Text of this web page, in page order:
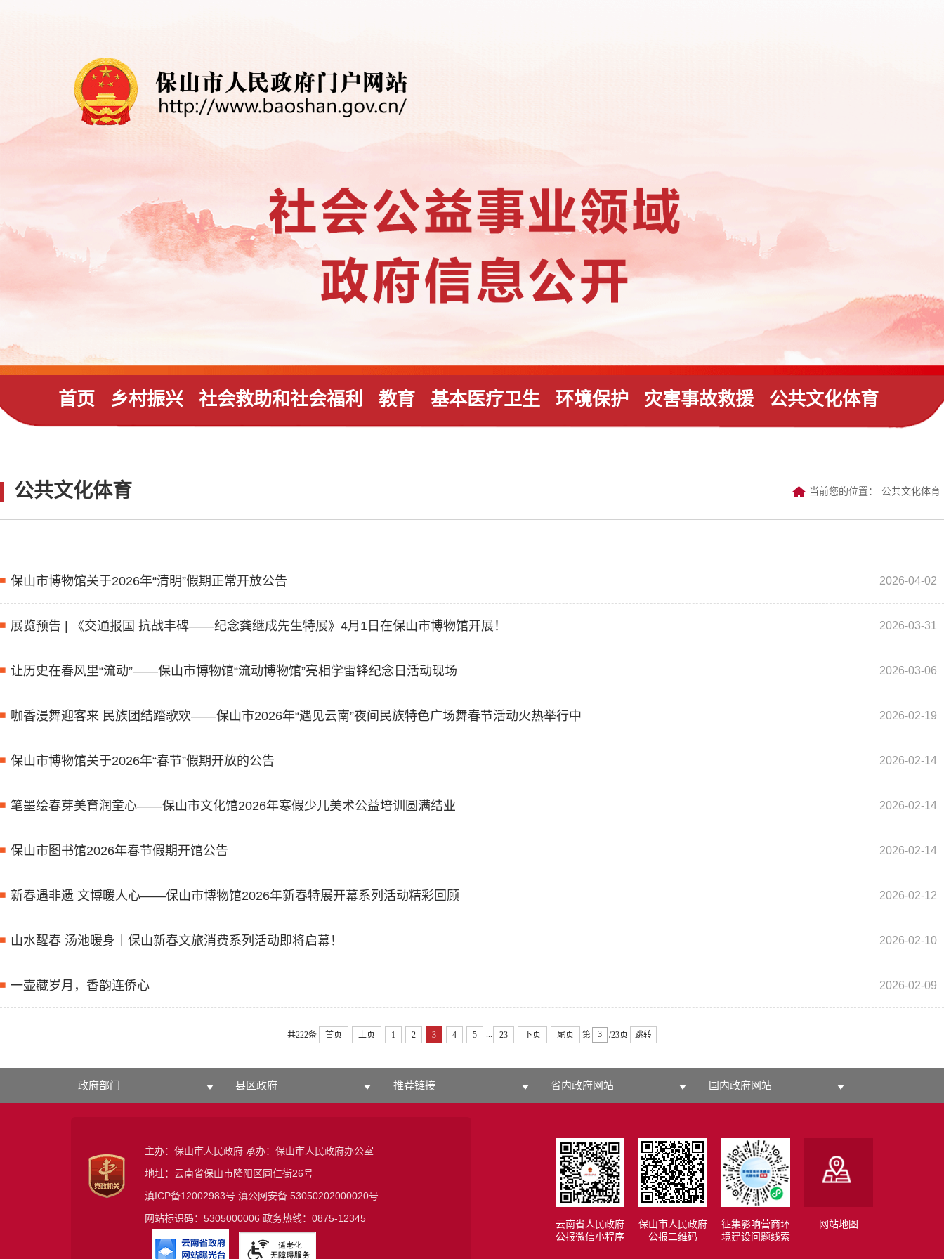
首页 乡村振兴 社会救助和社会福利 教育 基本医疗卫生 环境保护 灾害事故救援 公共文化体育
公共文化体育 当前您的位置： 公共文化体育
保山市博物馆关于2026年“清明”假期正常开放公告 2026-04-02
展览预告 | 《交通报国 抗战丰碑——纪念龚继成先生特展》4月1日在保山市博物馆开展！ 2026-03-31
让历史在春风里“流动”——保山市博物馆“流动博物馆”亮相学雷锋纪念日活动现场 2026-03-06
咖香漫舞迎客来 民族团结踏歌欢——保山市2026年“遇见云南”夜间民族特色广场舞春节活动火热举行中 2026-02-19
保山市博物馆关于2026年“春节”假期开放的公告 2026-02-14
笔墨绘春芽美育润童心——保山市文化馆2026年寒假少儿美术公益培训圆满结业 2026-02-14
保山市图书馆2026年春节假期开馆公告 2026-02-14
新春遇非遗 文博暖人心——保山市博物馆2026年新春特展开幕系列活动精彩回顾 2026-02-12
山水醒春 汤池暖身｜保山新春文旅消费系列活动即将启幕！ 2026-02-10
一壶藏岁月，香韵连侨心 2026-02-09
共222条 首页 上页 1 2 3 4 5 23 下页 尾页 第 /23页 跳转